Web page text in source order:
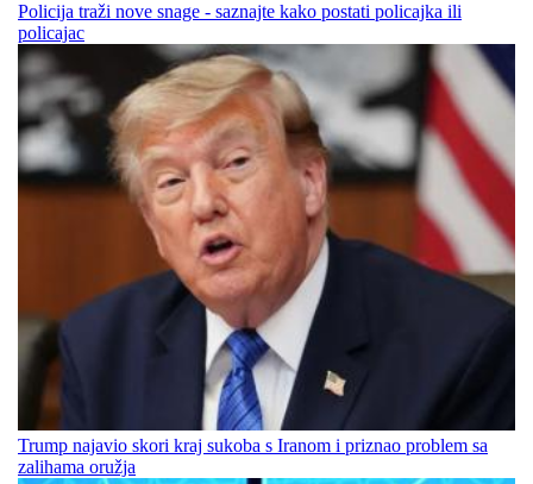
Policija traži nove snage - saznajte kako postati policajka ili
policajac
Trump najavio skori kraj sukoba s Iranom i priznao problem sa
zalihama oružja